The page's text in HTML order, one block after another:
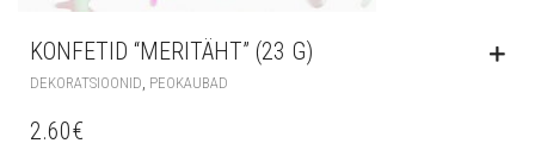
KONFETID “MERITÄHT” (23 G)
DEKORATSIOONID PEOKAUBAD
2.60€